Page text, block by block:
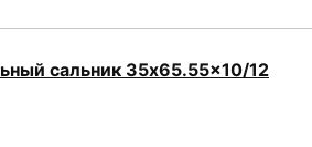
сальник 35x65.55x10/12